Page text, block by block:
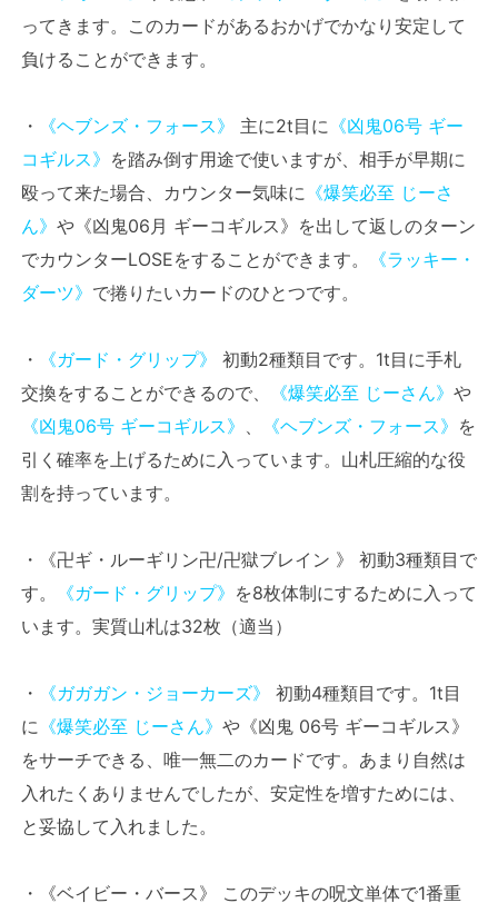
ってきます。このカードがあるおかげでかなり安定して
負けることができます。
・ 《ヘブンズ・フォース》 主に2t目に 《凶鬼06号 ギー
コギルス》 を踏み倒す用途で使いますが、相手が早期に
殴って来た場合、カウンター気味に 《爆笑必至 じーさ
ん》 や《凶鬼06月 ギーコギルス》を出して返しのターン
でカウンターLOSEをすることができます。
《ラッキー・
ダーツ》 で捲りたいカードのひとつです。
・ 《ガード・グリップ》
初動2種類目です。1t目に手札
交換をすることができるので、
《爆笑必至 じーさん》 や
《凶鬼06号 ギーコギルス》
《ヘブンズ・フォース》 を
引く確率を上げるために入っています。山札圧縮的な役
割を持っています。
・《卍ギ・ルーギリン卍/卍獄ブレイン 》 初動3種類目で
す。
《ガード・グリップ》 を8枚体制にするために入って
います。実質山札は32枚（適当）
・ 《ガガガン・ジョーカーズ》
初動4種類目です。1t目
に 《爆笑必至 じーさん》 や《凶鬼 06号 ギーコギルス》
をサーチできる、唯一無二のカードです。あまり自然は
入れたくありませんでしたが、安定性を増すためには、
と妥協して入れました。
・《ベイビー・バース》 このデッキの呪文単体で1番重